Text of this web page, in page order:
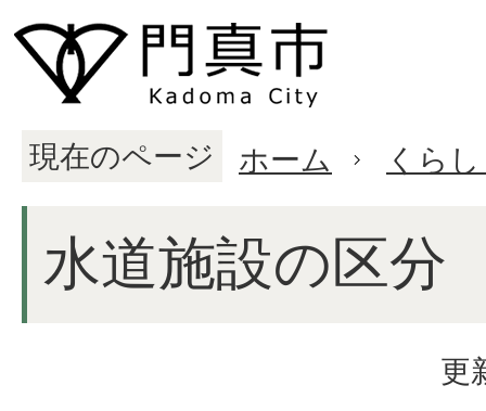
現在のページ ホーム くら
水道施設の区分
更